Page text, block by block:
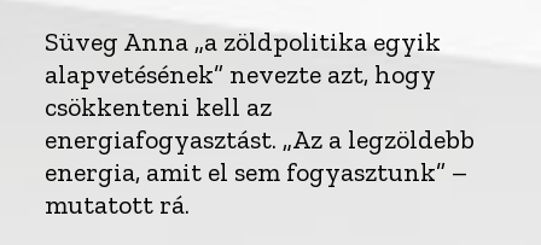
Süveg Anna „a zöldpolitika egyik
alapvetésének” nevezte azt, hogy
csökkenteni kell az
energiafogyasztást. „Az a legzöldebb
energia, amit el sem fogyasztunk” –
mutatott rá.